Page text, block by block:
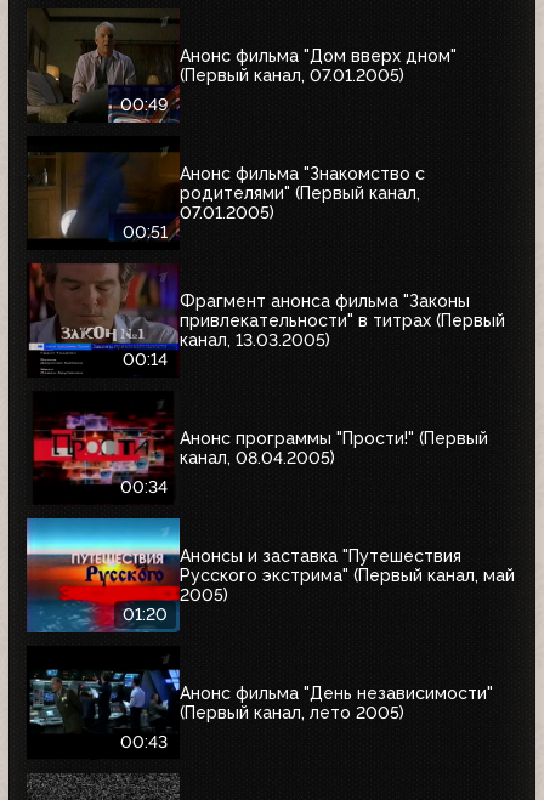
00:49
Анонс фильма "Дом вверх дном"
(Первый канал, 07.01.2005)
00:51
Анонс фильма "Знакомство с
родителями" (Первый канал,
07.01.2005)
00:14
Фрагмент анонса фильма "Законы
привлекательности" в титрах (Первый
канал, 13.03.2005)
00:34
Анонс программы "Прости!" (Первый
канал, 08.04.2005)
01:20
Анонсы и заставка "Путешествия
Русского экстрима" (Первый канал, май
2005)
00:43
Анонс фильма "День независимости"
(Первый канал, лето 2005)